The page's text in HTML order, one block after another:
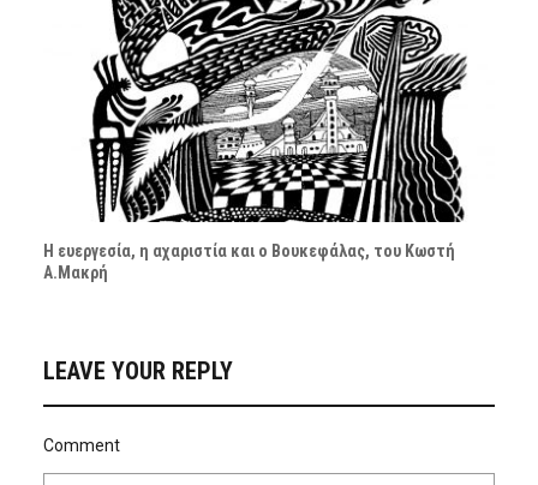
Η ευεργεσία, η αχαριστία και ο Βουκεφάλας, του Κωστή
Α.Μακρή
LEAVE YOUR REPLY
Comment